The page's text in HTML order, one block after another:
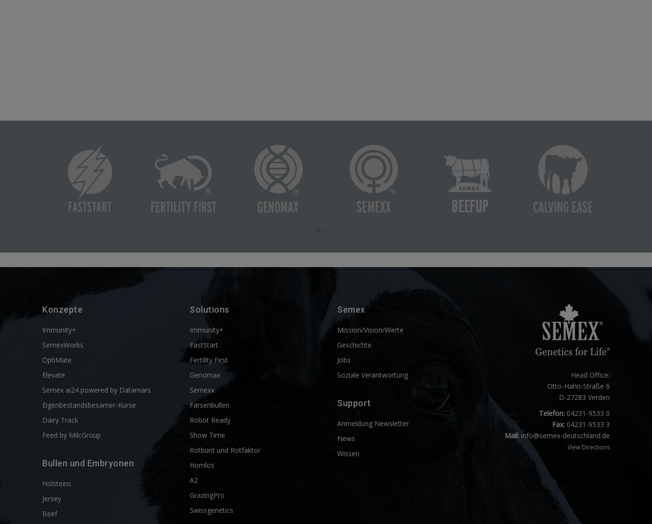
Konzepte
Immunity+
SemexWorks
OptiMate
Elevate
Semex ai24 powered by Datamars
Eigenbestandsbesamer-Kurse
Dairy Track
Feed by MilcGroup
Bullen und Embryonen
Holsteins
Jersey
Beef
Solutions
Immunity+
FastStart
Fertility First
Genomax
Semexx
Färsenbullen
Robot Ready
Show Time
Rotbunt und Rotfaktor
Hornlos
A2
GrazingPro
Swissgenetics
Semex
Mission/Vision/Werte
Geschichte
Jobs
Soziale Verantwortung
Support
Anmeldung Newsletter
News
Wissen
Head Office:
Otto-Hahn-Straße 6
D-27283 Verden
Telefon:04231-9533 0
Fax:04231-9533 3
Mail: info@semex-deutschland.de
View Directions